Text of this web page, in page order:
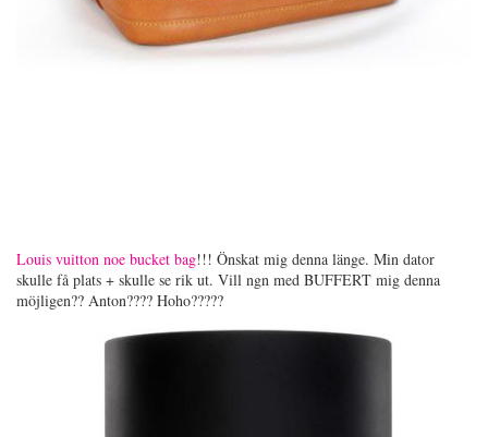
Louis vuitton noe bucket bag!!! Önskat mig denna länge. Min dator
skulle få plats + skulle se rik ut. Vill ngn med BUFFERT mig denna
möjligen?? Anton???? Hoho?????